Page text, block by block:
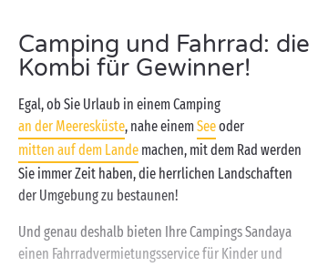
Camping und Fahrrad: die
Kombi für Gewinner!
Egal, ob Sie Urlaub in einem Camping
an der Meeresküste, nahe einemSeeoder
mitten auf dem Lande machen, mit dem Rad werden
Sie immer Zeit haben, die herrlichen Landschaften
der Umgebung zu bestaunen!
Und genau deshalb bieten Ihre Campings Sandaya
einen Fahrradvermietungsservice für Kinder und